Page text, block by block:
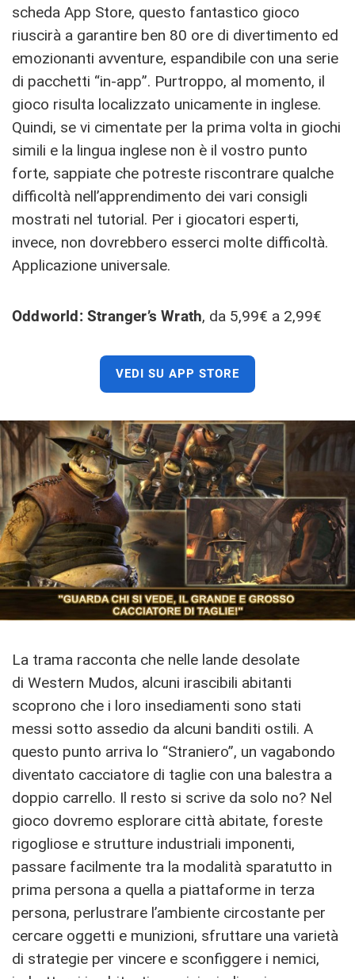
scheda App Store, questo fantastico gioco
riuscirà a garantire ben 80 ore di divertimento ed
emozionanti avventure, espandibile con una serie
di pacchetti “in-app”. Purtroppo, al momento, il
gioco risulta localizzato unicamente in inglese.
Quindi, se vi cimentate per la prima volta in giochi
simili e la lingua inglese non è il vostro punto
forte, sappiate che potreste riscontrare qualche
difficoltà nell’apprendimento dei vari consigli
mostrati nel tutorial. Per i giocatori esperti,
invece, non dovrebbero esserci molte difficoltà.
Applicazione universale.
Oddworld: Stranger’s Wrath, da 5,99€ a 2,99€
VEDI SU APP STORE
La trama racconta che nelle lande desolate
di Western Mudos, alcuni irascibili abitanti
scoprono che i loro insediamenti sono stati
messi sotto assedio da alcuni banditi ostili. A
questo punto arriva lo “Straniero”, un vagabondo
diventato cacciatore di taglie con una balestra a
doppio carrello. Il resto si scrive da solo no? Nel
gioco dovremo esplorare città abitate, foreste
rigogliose e strutture industriali imponenti,
passare facilmente tra la modalità sparatutto in
prima persona a quella a piattaforme in terza
persona, perlustrare l’ambiente circostante per
cercare oggetti e munizioni, sfruttare una varietà
di strategie per vincere e sconfiggere i nemici,